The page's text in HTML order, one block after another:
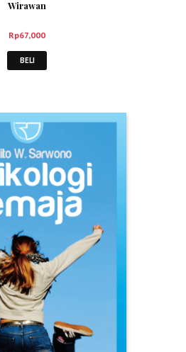
Wirawan
Rp67,000
BELI